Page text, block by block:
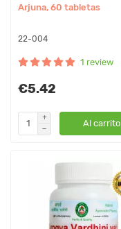
Arjuna, 60 tabletas
22-004
1 review
€5.42
Al carrito